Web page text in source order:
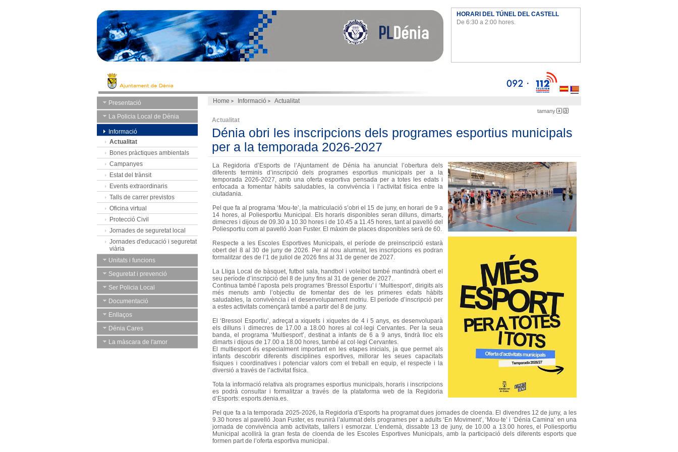
HORARI DEL TÚNEL DEL CASTELL
De 6:30 a 2:00 hores.
Presentació
La Policia Local de Dénia
Informació
Actualitat
Bones pràctiques ambientals
Campanyes
Estat del trànsit
Events extraordinaris
Talls de carrer previstos
Oficina virtual
Protecció Civil
Jornades de seguretat local
Jornades d'educació i seguretat
viària
Unitats i funcions
Seguretat i prevenció
Ser Policia Local
Documentació
Enllaços
Dénia Cares
La màscara de l'amor
Home Informació Actualitat
tamany
Actualitat
Dénia obri les inscripcions dels programes esportius municipals
per a la temporada 2026-2027
La Regidoria d’Esports de l’Ajuntament de Dénia ha anunciat l’obertura dels
diferents terminis d’inscripció dels programes esportius municipals per a la
temporada 2026-2027, amb una oferta esportiva pensada per a totes les edats i
enfocada a fomentar hàbits saludables, la convivència i l’activitat física entre la
ciutadania.
Pel que fa al programa ‘Mou-te’, la matriculació s’obri el 15 de juny, en horari de 9 a
14 hores, al Poliesportiu Municipal. Els horaris disponibles seran dilluns, dimarts,
dimecres i dijous de 09.30 a 10.30 hores i de 10.45 a 11.45 hores, tant al pavelló del
Poliesportiu com al pavelló Joan Fuster. El màxim de places disponibles serà de 60.
Respecte a les Escoles Esportives Municipals, el període de preinscripció estarà
obert del 8 al 30 de juny de 2026. Per al nou alumnat, les inscripcions es podran
formalitzar des de l’1 de juliol de 2026 fins al 31 de gener de 2027.
La Lliga Local de bàsquet, futbol sala, handbol i voleibol també mantindrà obert el
seu període d’inscripció del 8 de juny fins al 31 de gener de 2027.
Continua també l’aposta pels programes ‘Bressol Esportiu’ i ‘Multiesport’, dirigits als
més menuts amb l’objectiu de fomentar des de les primeres edats hàbits
saludables, la convivència i el desenvolupament motriu. El període d’inscripció per
a estes activitats començarà també a partir del 8 de juny.
El ‘Bressol Esportiu’, adreçat a xiquets i xiquetes de 4 i 5 anys, es desenvoluparà
els dilluns i dimecres de 17.00 a 18.00 hores al col·legi Cervantes. Per la seua
banda, el programa ‘Multiesport’, destinat a infants de 6 a 9 anys, tindrà lloc els
dimarts i dijous de 17.00 a 18.00 hores, també al col·legi Cervantes.
El multiesport és especialment important en les etapes inicials, ja que permet als
infants descobrir diferents disciplines esportives, millorar les seues capacitats
físiques i coordinatives i potenciar valors com el treball en equip, el respecte i la
diversió a través de l’activitat física.
Tota la informació relativa als programes esportius municipals, horaris i inscripcions
es podrà consultar i formalitzar a través de la plataforma web de la Regidoria
d’Esports: esports.denia.es.
Pel que fa a la temporada 2025-2026, la Regidoria d’Esports ha programat dues jornades de cloenda. El divendres 12 de juny, a les
9.30 hores al pavelló Joan Fuster, es reunirà l’alumnat dels programes per a adults ‘En Moviment’, ‘Mou-te’ i ‘Dénia Camina’ en una
jornada de convivència amb activitats, tallers i esmorzar. L’endemà, dissabte 13 de juny, de 10.00 a 13.00 hores, el Poliesportiu
Municipal acollirà la gran festa de cloenda de les Escoles Esportives Municipals, amb la participació dels diferents esports que
formen part de l’oferta esportiva municipal.